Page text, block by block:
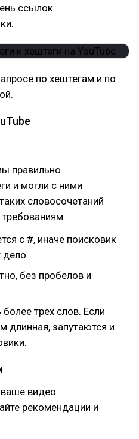
ссылок
по хештегам и по
правильно
и могли с ними
словосочетаний
с #, иначе поисковик
дело.
без пробелов и
трёх слов. Если
длинная, запутаются и
ваше видео
рекомендации и